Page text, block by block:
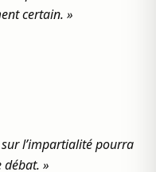
certain. »
l’impartialité pourra
»